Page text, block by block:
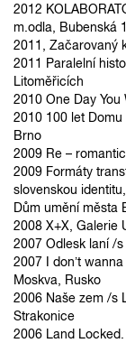
2012
m.odla, Bubenská
2011, Začarovaný
2011 Paralelní
Litoměřicích
2010 One Day You
2010 100 let
Brno
2009 Re –
2009 Formáty
slovenskou identitu,
Dům umění města
2008 X+X, Galerie
2007 Odlesk laní /
2007 I don’t
Moskva, Rusko
2006 Naše zem /s
Strakonice
2006 Land